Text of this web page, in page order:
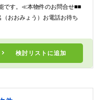
検討リスト に追加
です。≪本物件のお問合せ■■
おおみょう）お電話お待ち